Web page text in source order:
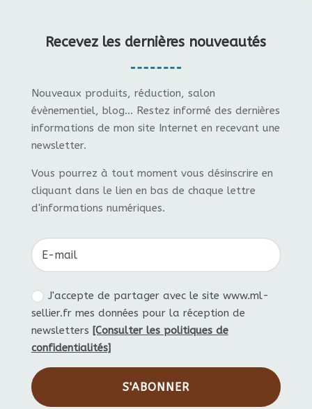
Recevez les dernières nouveautés
Nouveaux produits, réduction, salon
évènementiel, blog... Restez informé des dernières
informations de mon site Internet en recevant une
newsletter.
Vous pourrez à tout moment vous désinscrire en
cliquant dans le lien en bas de chaque lettre
d'informations numériques.
J'accepte de partager avec le site www.ml-
sellier.fr mes données pour la réception de
newsletters [Consulter les politiques de
confidentialités]
S'ABONNER